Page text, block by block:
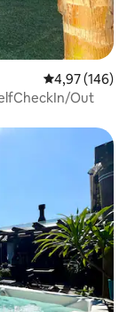
Évaluation
4,97 (146)
Out